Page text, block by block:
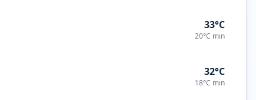
33°C
20°C min
32°C
18°C min